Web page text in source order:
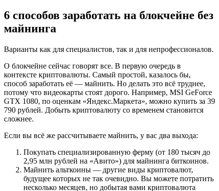
6 способов заработать на блокчейне без
майнинга
Варианты как для специалистов, так и для непрофессионалов.
О блокчейне сейчас говорят все. В первую очередь в
контексте криптовалюты. Самый простой, казалось бы,
способ заработать её — майнить. Но делать это всё труднее,
потому что видеокарты стоят дорого. Например, MSI GeForce
GTX 1080, по оценкам «Яндекс.Маркета», можно купить за 39
790 рублей. Добыть криптовалюту со временем становится
сложнее.
Если вы всё же рассчитываете майнить, у вас два выхода:
Покупать специализированную ферму (от 180 тысяч до
2,95 млн рублей на «Авито») для майнинга биткоинов.
Майнить альткоины — другие виды криптовалют,
будущее которых не так очевидно. Вы можете потратить
несколько месяцев, но добытая вами криптовалюта